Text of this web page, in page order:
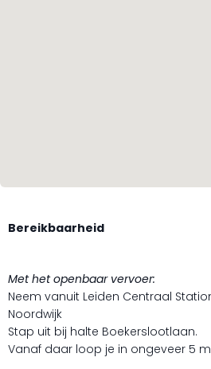
Bereikbaarheid
Met het openbaar vervoer:
Neem vanuit Leiden Centraal
Noordwijk
Stap uit bij halte Boekerslootlaan.
Vanaf daar loop je in ongeveer 5